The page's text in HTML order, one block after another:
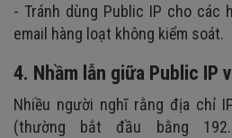
- Tránh dùng Public IP cho các
email hàng loạt không kiểm soát.
4. Nhầm lẫn giữa Public IP
Nhiều người nghĩ rằng địa chỉ
(thường bắt đầu bằng